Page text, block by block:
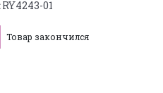
RY4243-01
Товар закончился